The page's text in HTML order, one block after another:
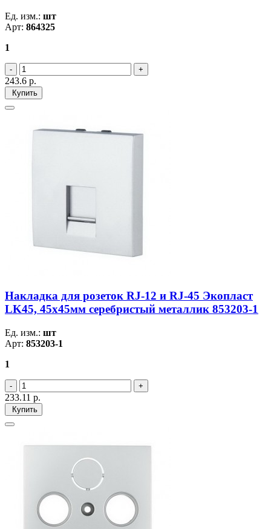
Ед. изм.: шт
Арт: 864325
1
243.6 р.
Купить
Накладка для розеток RJ-12 и RJ-45 Экопласт
LK45, 45х45мм серебристый металлик 853203-1
Ед. изм.: шт
Арт: 853203-1
1
233.11 р.
Купить